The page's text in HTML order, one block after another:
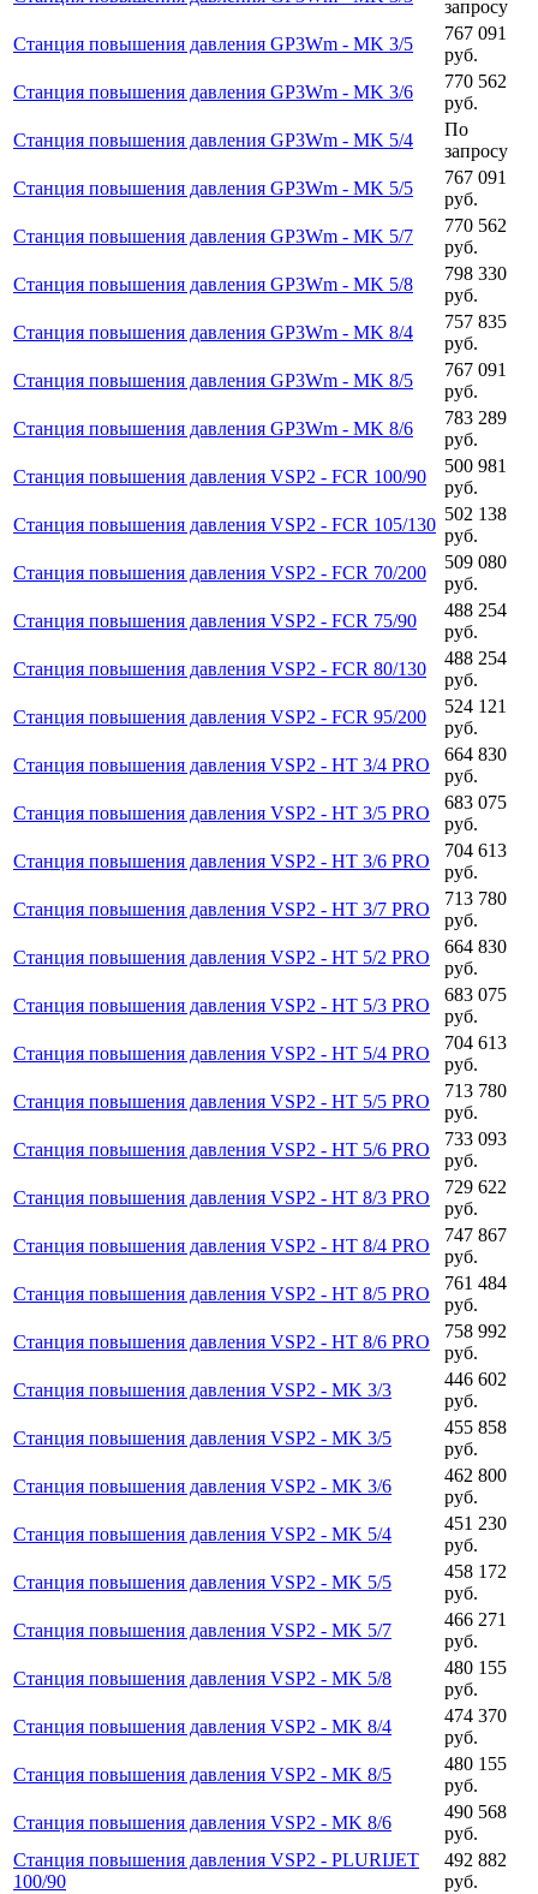
запросу
Станция повышения давления GP3Wm - MK 3/5
767 091
руб.
Станция повышения давления GP3Wm - MK 3/6
770 562
руб.
Станция повышения давления GP3Wm - MK 5/4
По
запросу
Станция повышения давления GP3Wm - MK 5/5
767 091
руб.
Станция повышения давления GP3Wm - MK 5/7
770 562
руб.
Станция повышения давления GP3Wm - MK 5/8
798 330
руб.
Станция повышения давления GP3Wm - MK 8/4
757 835
руб.
Станция повышения давления GP3Wm - MK 8/5
767 091
руб.
Станция повышения давления GP3Wm - MK 8/6
783 289
руб.
Станция повышения давления VSP2 - FCR 100/90
500 981
руб.
Станция повышения давления VSP2 - FCR 105/130
502 138
руб.
Станция повышения давления VSP2 - FCR 70/200
509 080
руб.
Станция повышения давления VSP2 - FCR 75/90
488 254
руб.
Станция повышения давления VSP2 - FCR 80/130
488 254
руб.
Станция повышения давления VSP2 - FCR 95/200
524 121
руб.
Станция повышения давления VSP2 - HT 3/4 PRO
664 830
руб.
Станция повышения давления VSP2 - HT 3/5 PRO
683 075
руб.
Станция повышения давления VSP2 - HT 3/6 PRO
704 613
руб.
Станция повышения давления VSP2 - HT 3/7 PRO
713 780
руб.
Станция повышения давления VSP2 - HT 5/2 PRO
664 830
руб.
Станция повышения давления VSP2 - HT 5/3 PRO
683 075
руб.
Станция повышения давления VSP2 - HT 5/4 PRO
704 613
руб.
Станция повышения давления VSP2 - HT 5/5 PRO
713 780
руб.
Станция повышения давления VSP2 - HT 5/6 PRO
733 093
руб.
Станция повышения давления VSP2 - HT 8/3 PRO
729 622
руб.
Станция повышения давления VSP2 - HT 8/4 PRO
747 867
руб.
Станция повышения давления VSP2 - HT 8/5 PRO
761 484
руб.
Станция повышения давления VSP2 - HT 8/6 PRO
758 992
руб.
Станция повышения давления VSP2 - MK 3/3
446 602
руб.
Станция повышения давления VSP2 - MK 3/5
455 858
руб.
Станция повышения давления VSP2 - MK 3/6
462 800
руб.
Станция повышения давления VSP2 - MK 5/4
451 230
руб.
Станция повышения давления VSP2 - MK 5/5
458 172
руб.
Станция повышения давления VSP2 - MK 5/7
466 271
руб.
Станция повышения давления VSP2 - MK 5/8
480 155
руб.
Станция повышения давления VSP2 - MK 8/4
474 370
руб.
Станция повышения давления VSP2 - MK 8/5
480 155
руб.
Станция повышения давления VSP2 - MK 8/6
490 568
руб.
Станция повышения давления VSP2 - PLURIJET
100/90
492 882
руб.